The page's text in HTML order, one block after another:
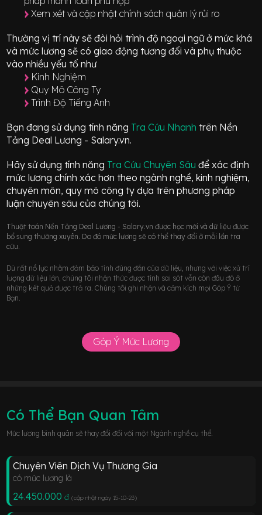
Xem xét và cập nhật chính sách quản lý rủi ro
Thường vị trí này sẽ đòi hỏi trình độ ngoại ngữ ở mứckhá
và mức lương sẽ có giao động tương đối và phụ thuộc
vào nhiều yếu tố như
Kinh Nghiệm
Quy Mô Công Ty
Trình Độ Tiếng Anh
Bạn đang sử dụng tính năng Tra Cứu Nhanh trên Nền
Tảng Deal Lương - Salary.vn.
Hãy sử dụng tính năng Tra Cứu Chuyên Sâuđể xác định
mức lương chính xác hơn theo ngành nghề, kinh nghiệm,
chuyên môn, quy mô công ty dựa trên phương pháp
luận chuyên sâu của chúng tôi.
Thuật toán Nền Tảng Deal Lương - Salary.vn được học mới và dữ liệu được
bổ sung thường xuyên. Do đó mức lương sẽ có thể thay đổi ở mỗi lần tra
cứu.
Dù rất nổ lực nhằm đảm bảo tính đúng đắn của dữ liệu, nhưng với việc xử trí
lượng dữ liệu lớn, chúng tôi nhận thức được tính sai sót vẫn còn đâu đó ở
những kết quả được trả ra. Chúng tôi ghi nhận và cảm kích mọi Góp Ý từ
Bạn.
Góp Ý Mức Lương
Có Thể Bạn Quan Tâm
Mức lương bình quân sẽ thay đổi đối với một Ngành nghề cụ thể.
Chuyên Viên Dịch Vụ Thương Gia
có mức lương là
24.450.000 đ (cập nhật ngày 15-10-23)